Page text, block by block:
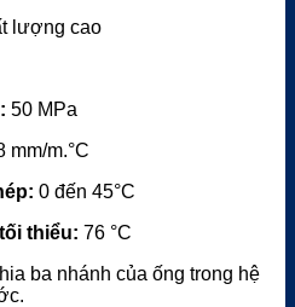
lượng cao
50 MPa
mm/m.°C
0 đến 45°C
thiểu: 76 °C
ba nhánh của ống trong hệ